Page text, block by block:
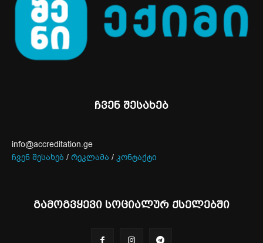
ჩვენ შესახებ
info@accreditation.ge
ჩვენ შესახებ / რეკლამა / კონტაქტი
გამოგვყევი სოციალურ ქსელებში